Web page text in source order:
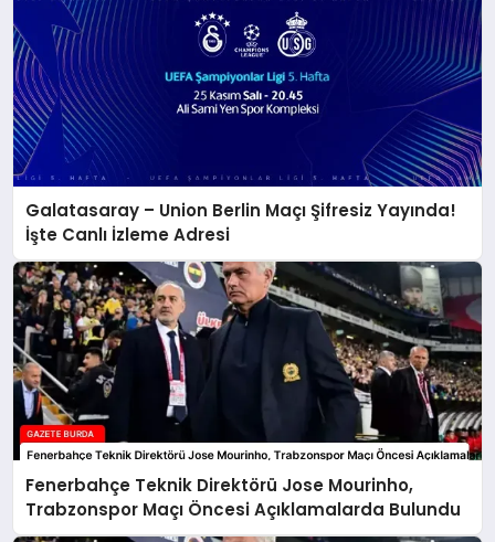
Galatasaray – Union Berlin Maçı Şifresiz Yayında!
İşte Canlı İzleme Adresi
Fenerbahçe Teknik Direktörü Jose Mourinho,
Trabzonspor Maçı Öncesi Açıklamalarda Bulundu